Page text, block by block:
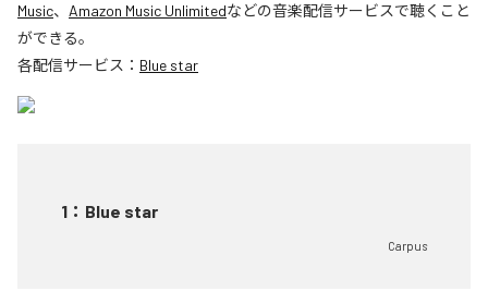
Music、 Amazon Music Unlimitedなどの音楽配信サービスで聴くこと
ができる。
各配信サービス： Blue star
1 ： Blue star
Carpus